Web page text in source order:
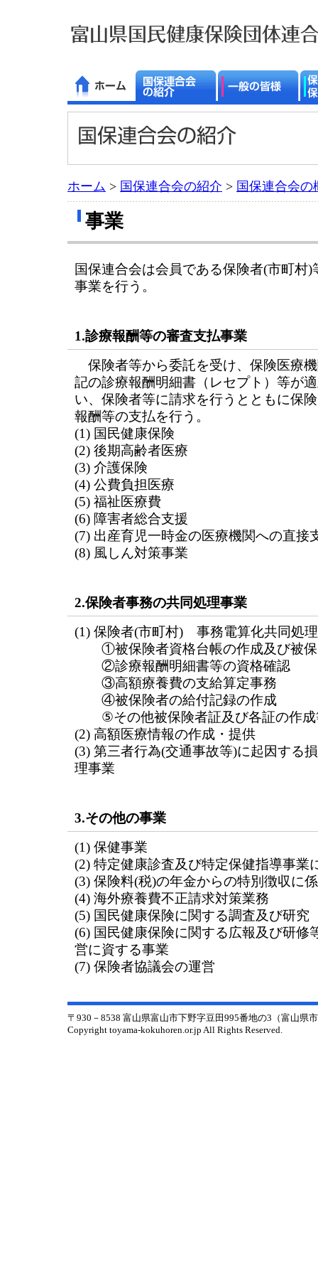
ホーム > 国保連合会の紹介 > 国保連合会の
事業
国保連合会は会員である保険者(市町村
事業を行う。
1.診療報酬等の審査支払事業
保険者等から委託を受け、保険医療
記の診療報酬明細書（レセプト）等が
い、保険者等に請求を行うとともに保
報酬等の支払を行う。
(1) 国民健康保険
(2) 後期高齢者医療
(3) 介護保険
(4) 公費負担医療
(5) 福祉医療費
(6) 障害者総合支援
(7) 出産育児一時金の医療機関への直接
(8) 風しん対策事業
2.保険者事務の共同処理事業
(1) 保険者(市町村) 事務電算化共同処
①被保険者資格台帳の作成及び被保
②診療報酬明細書等の資格確認
③高額療養費の支給算定事務
④被保険者の給付記録の作成
⑤その他被保険者証及び各証の作成
(2) 高額医療情報の作成・提供
(3) 第三者行為(交通事故等)に起因する
理事業
3.その他の事業
(1) 保健事業
(2) 特定健康診査及び特定保健指導事業
(3) 保険料(税)の年金からの特別徴収に
(4) 海外療養費不正請求対策業務
(5) 国民健康保険に関する調査及び研究
(6) 国民健康保険に関する広報及び研修
営に資する事業
(7) 保険者協議会の運営
〒930－8538 富山県富山市下野字豆田995番地の3（富山県
Copyright toyama-kokuhoren.or.jp All Rights Reserved.